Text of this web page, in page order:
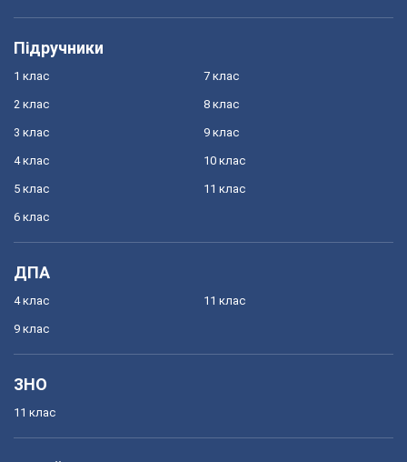
Підручники
1 клас
2 клас
3 клас
4 клас
5 клас
6 клас
7 клас
8 клас
9 клас
10 клас
11 клас
ДПА
4 клас
9 клас
11 клас
ЗНО
11 клас